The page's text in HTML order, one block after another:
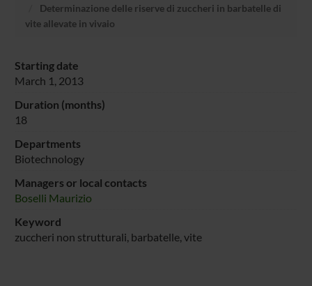
Determinazione delle riserve di zuccheri in barbatelle di
vite allevate in vivaio
Starting date
March 1, 2013
Duration (months)
18
Departments
Biotechnology
Managers or local contacts
Boselli Maurizio
Keyword
zuccheri non strutturali, barbatelle, vite